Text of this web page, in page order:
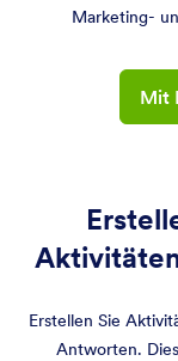
Marketing-
Mit
Erstellen Sie
Antworten.